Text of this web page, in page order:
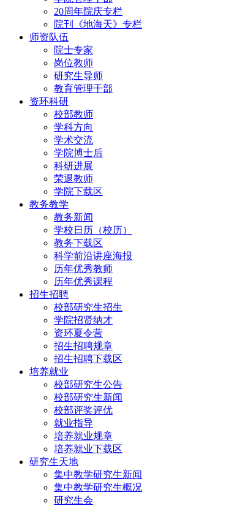
20周年院庆专栏
院刊《地海天》专栏
师资队伍
院士专家
岗位教师
研究生导师
教育管理干部
资环科研
校部教师
学科方向
学术交流
学院博士后
科研进展
荣退教师
学院下载区
教务教学
教务新闻
学校日历（校历）
教务下载区
科学前沿讲座海报
历年优秀教师
历年优秀课程
招生招聘
校部研究生招生
学院招贤纳才
资环夏令营
招生招聘规章
招生招聘下载区
培养就业
校部研究生公告
校部研究生新闻
校部评奖评优
就业指导
培养就业规章
培养就业下载区
研究生天地
集中教学研究生新闻
集中教学研究生概况
研究生会